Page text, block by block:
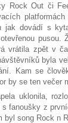
Rock Out či
jak dovádí s
pusou.
vrátila zpět v
byla
Kam se
by se ten večer
uklonila,
fanoušky z
song Rock n